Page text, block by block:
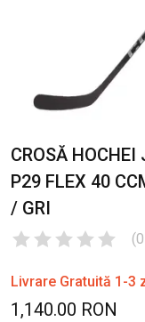
CROSĂ HOCHEI
P29 FLEX 40
/ GRI
(0
Livrare Gratuită 1-3
1,140.00 RON